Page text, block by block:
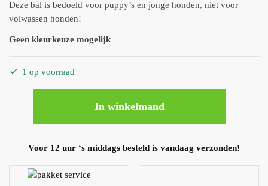
Deze bal is bedoeld voor puppy’s en jonge honden, niet voor
volwassen honden!
Geen kleurkeuze mogelijk
1 op voorraad
In winkelmand
Voor 12 uur ‘s middags besteld is vandaag verzonden!